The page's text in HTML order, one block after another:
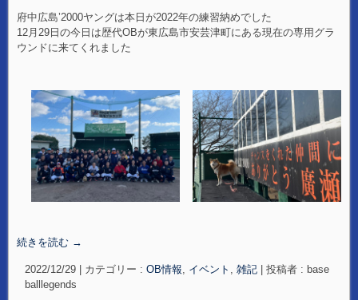
府中広島’2000ヤングは本日が2022年の練習納めでした
12月29日の今日は歴代OBが東広島市安芸津町にある現在の専用グラ
ウンドに来てくれました
続きを読む →
2022/12/29 | カテゴリー : OB情報 イベント 雑記 | 投稿者 : base
balllegends